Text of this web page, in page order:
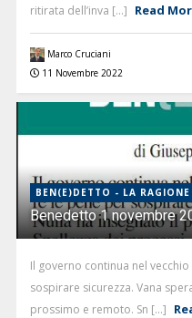
ritirata dell’inva [...] Read
Marco Cruciani
11 Novembre 2022
BEN(E)DETTO - LA RAGIONE
Benedetto 1 novembre
Il governo continua nel
sospirare sicurezza. Vana
prossimo e remoto. Sn [...]